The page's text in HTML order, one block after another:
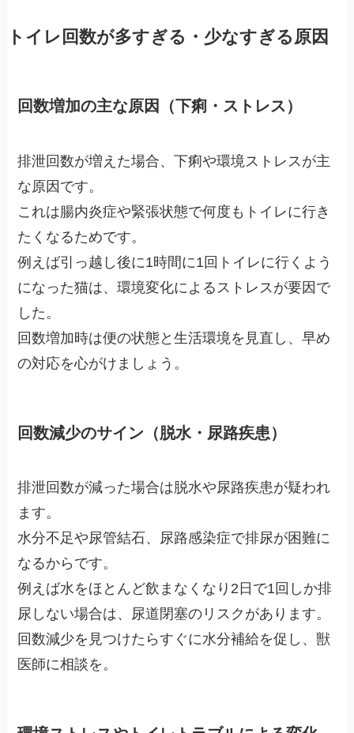
トイレ回数が多すぎる・少なすぎる原因
回数増加の主な原因（下痢・ストレス）
排泄回数が増えた場合、下痢や環境ストレスが主
な原因です。
これは腸内炎症や緊張状態で何度もトイレに行き
たくなるためです。
例えば引っ越し後に1時間に1回トイレに行くよう
になった猫は、環境変化によるストレスが要因で
した。
回数増加時は便の状態と生活環境を見直し、早め
の対応を心がけましょう。
回数減少のサイン（脱水・尿路疾患）
排泄回数が減った場合は脱水や尿路疾患が疑われ
ます。
水分不足や尿管結石、尿路感染症で排尿が困難に
なるからです。
例えば水をほとんど飲まなくなり2日で1回しか排
尿しない場合は、尿道閉塞のリスクがあります。
回数減少を見つけたらすぐに水分補給を促し、獣
医師に相談を。